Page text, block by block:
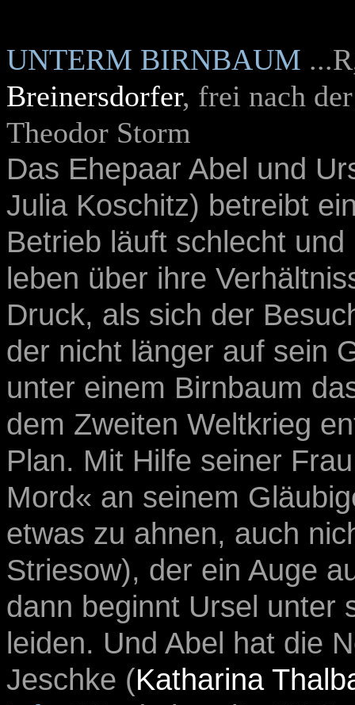
UNTERM BIRNBAUM
Breinersdorfer, frei nach
Theodor Storm
Das Ehepaar Abel und
Julia Koschitz) betreibt
Betrieb läuft schlecht
leben über ihre
Druck, als sich der
der nicht länger auf sein
unter einem Birnbaum
dem Zweiten Weltkrieg
Plan. Mit Hilfe seiner
Mord« an seinem
etwas zu ahnen, auch
Striesow), der ein Auge
dann beginnt Ursel unter
leiden. Und Abel hat die
Jeschke (Katharina